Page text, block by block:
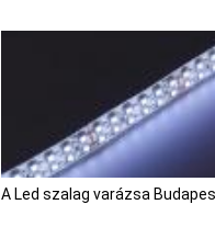
A Led szalag varázsa